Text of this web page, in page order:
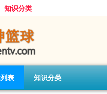
知识分类
表 知识分类